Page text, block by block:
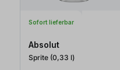
Sofort lieferbar
Absolut
Sprite (0,33 l)